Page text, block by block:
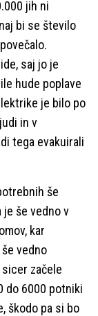
jih ni
bi se število
saj jo je
hude poplave
je bilo po
in v
tega evakuirali
še
je še vedno v
kar
vedno
začele
do 6000 potniki
škodo pa si bo